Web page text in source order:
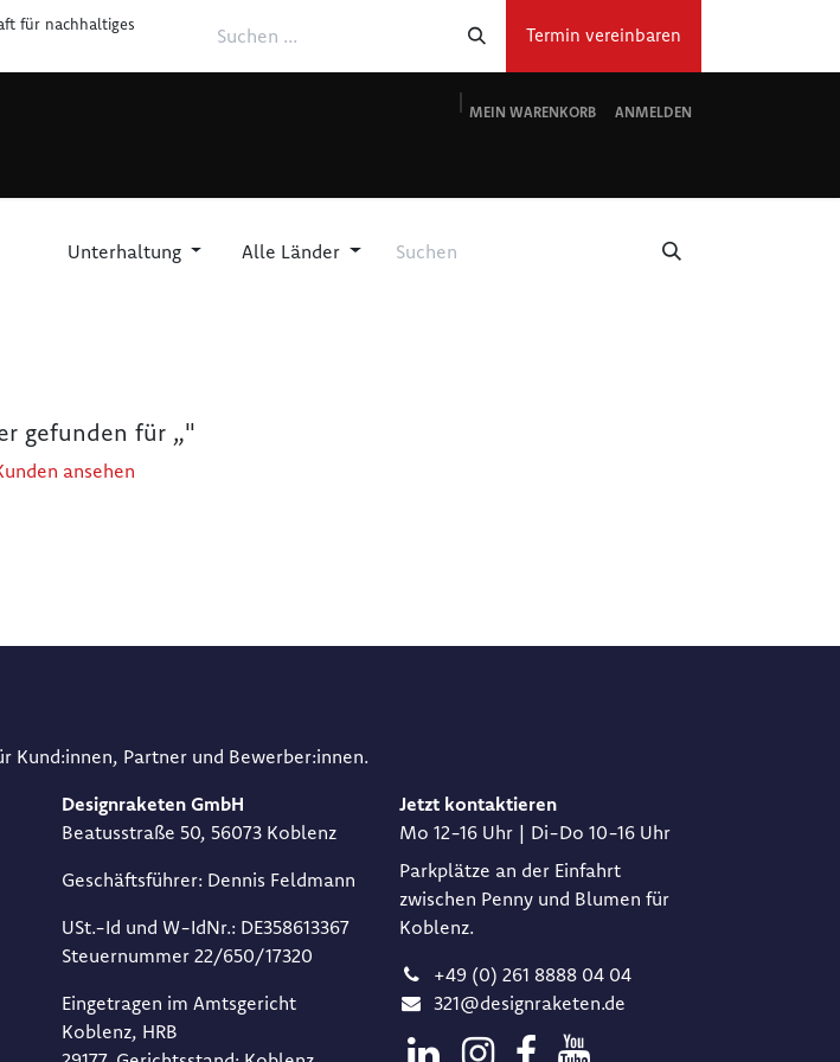
für nachhaltiges
Termin vereinbaren
MEIN WARENKORB ANMELDEN
Unterhaltung Alle Länder
gefunden für „"
ansehen
Kund:innen, Partner und Bewerber:innen.
Designraketen GmbH
Beat​usstraße 50, 56073 Koblenz
Geschäftsführer: Dennis Feldmann​
USt.-Id und W-IdNr.: DE358613367​
Steuernummer 22/650/17320​
Eingetragen im Amtsgericht
Koblenz, HRB
Jetzt kontaktieren
Mo 12-16 Uhr | Di-Do 10-16 Uhr
Parkplätze an der Einfahrt
zwischen Penny und Blumen für
Koblenz.
+49 (0) 261 8888 04 04
321@designraketen.de